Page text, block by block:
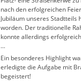
nach den erfolgreichen
Jubiläum unseres Stadtteils
worden. Der traditionelle
konnte allerdings
…
Ein besonderes Highlight
erledigte die Aufgabe mit
begeistert!